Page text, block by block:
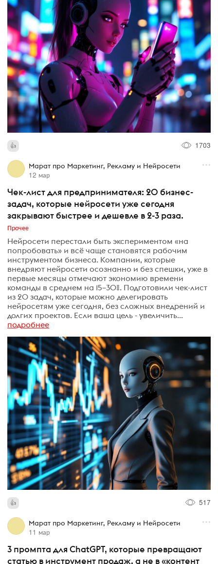
1703
Марат про Маркетинг, Рекламу и Нейросети
12 мар
Чек-лист для предпринимателя: 20 бизнес-
задач, которые нейросети уже сегодня
закрывают быстрее и дешевле в 2-3 раза.
Прочее
Нейросети перестали быть экспериментом «на
попробовать» и всё чаще становятся рабочим
инструментом бизнеса. Компании, которые
внедряют нейросети осознанно и без спешки, уже в
первые месяцы отмечают экономию времени
команды в среднем на 15–30%. Подготовили чек-лист
из 20 задач, которые можно делегировать
нейросетям уже сегодня, без сложных внедрений и
долгих проектов. Если ваша цель - увеличить...
подробнее
517
Марат про Маркетинг, Рекламу и Нейросети
11 мар
3 промпта для ChatGPT, которые превращают
статью в инструмент продаж, а не в «контент